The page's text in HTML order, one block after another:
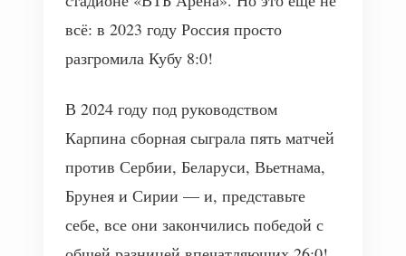
всё: в 2023 году Россия просто
разгромила Кубу 8:0!
В 2024 году под руководством
Карпина сборная сыграла пять матчей
против Сербии, Беларуси, Вьетнама,
Брунея и Сирии — и, представьте
себе, все они закончились победой с